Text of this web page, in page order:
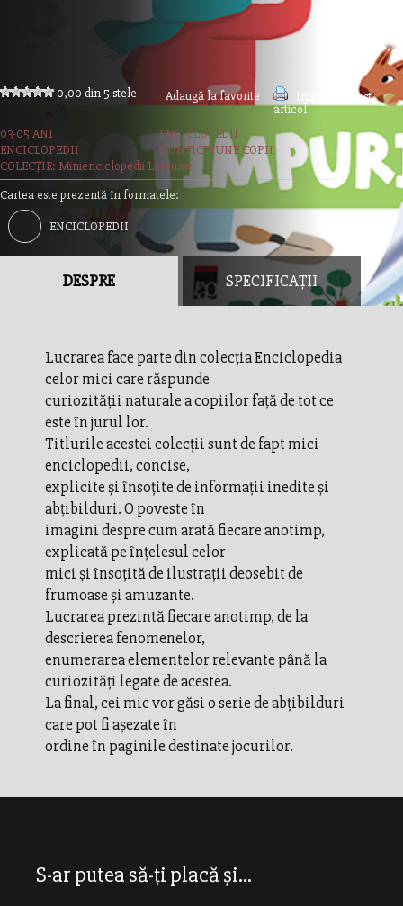
0,00 din 5 stele Adaugă la favorite
Imprimă acest
articol
03-05 ANI
ENCICLOPEDII
ENCICLOPEDII
NONFICTIUNE COPII
COLECȚIE: Minienciclopedii Larousse
Cartea este prezentă în formatele:
ENCICLOPEDII
DESPRE SPECIFICAȚII
Lucrarea face parte din colecţia Enciclopedia
celor mici care răspunde
curiozităţii naturale a copiilor faţă de tot ce
este în jurul lor.
Titlurile acestei colecţii sunt de fapt mici
enciclopedii, concise,
explicite şi însoţite de informaţii inedite şi
abţibilduri. O poveste în
imagini despre cum arată fiecare anotimp,
explicată pe înţelesul celor
mici și însoţită de ilustraţii deosebit de
frumoase şi amuzante.
Lucrarea prezintă fiecare anotimp, de la
descrierea fenomenelor,
enumerarea elementelor relevante până la
curiozități legate de acestea.
La final, cei mic vor găsi o serie de abțibilduri
care pot fi așezate în
ordine în paginile destinate jocurilor.
S-ar putea să-ți placă și...